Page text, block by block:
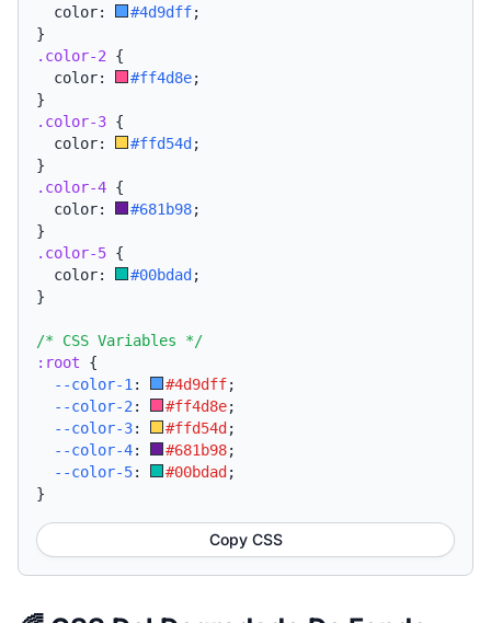
  color:
#4d9dff;
}
.color-2 {
  color:
#ff4d8e;
}
.color-3 {
  color:
#ffd54d ;
}
.color-4 {
  color:
#681b98;
}
.color-5 {
  color:
#00bdad ;
}
/* CSS Variables */
:root {
--color-1 : #4d9dff;
--color-2 : #ff4d8e;
--color-3: #ffd54d ;
--color-4: #681b98;
--color-5: #00bdad ;
}
Copy CSS